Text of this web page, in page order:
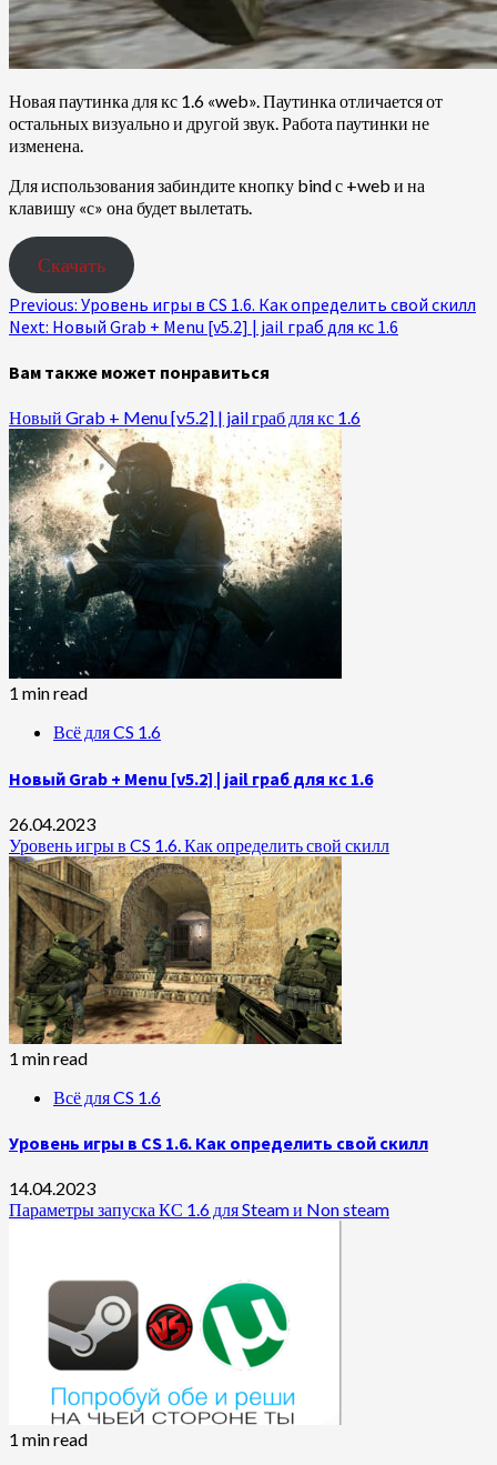
Новая паутинка для кс 1.6 «web». Паутинка отличается от
остальных визуально и другой звук. Работа паутинки не
изменена.
Для использования забиндите кнопку bind с +web и на
клавишу «с» она будет вылетать.
Скачать
Continue
Reading
Previous: Уровень игры в CS 1.6. Как определить свой скилл
Next: Новый Grab + Menu [v5.2] | jail граб для кс 1.6
Вам также может понравиться
Новый Grab + Menu [v5.2] | jail граб для кс 1.6
1 min read
Всё для CS 1.6
Новый Grab + Menu [v5.2] | jail граб для кс 1.6
26.04.2023
Уровень игры в CS 1.6. Как определить свой скилл
1 min read
Всё для CS 1.6
Уровень игры в CS 1.6. Как определить свой скилл
14.04.2023
Параметры запуска КС 1.6 для Steam и Non steam
1 min read